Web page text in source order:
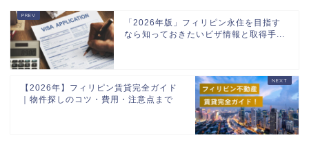
「2026年版」フィリピン永住を目指す
なら知っておきたいビザ情報と取得手...
【2026年】フィリピン賃貸完全ガイド
｜物件探しのコツ・費用・注意点まで